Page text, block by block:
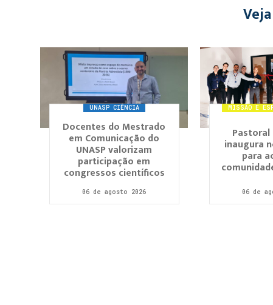
UNASP CIÊNCIA
Docentes do Mestrado
em Comunicação do
UNASP valorizam
participação em
congressos científicos
06 de agosto 2026
MISSÃO E
Pastoral
inaugura
para
06 de